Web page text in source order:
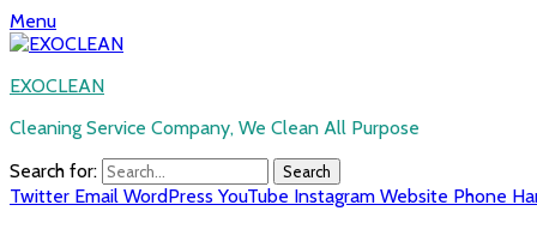
Menu
EXOCLEAN
Cleaning Service Company, We Clean All Purpose
Search for:
Twitter Email WordPress YouTube Instagram Website Phone